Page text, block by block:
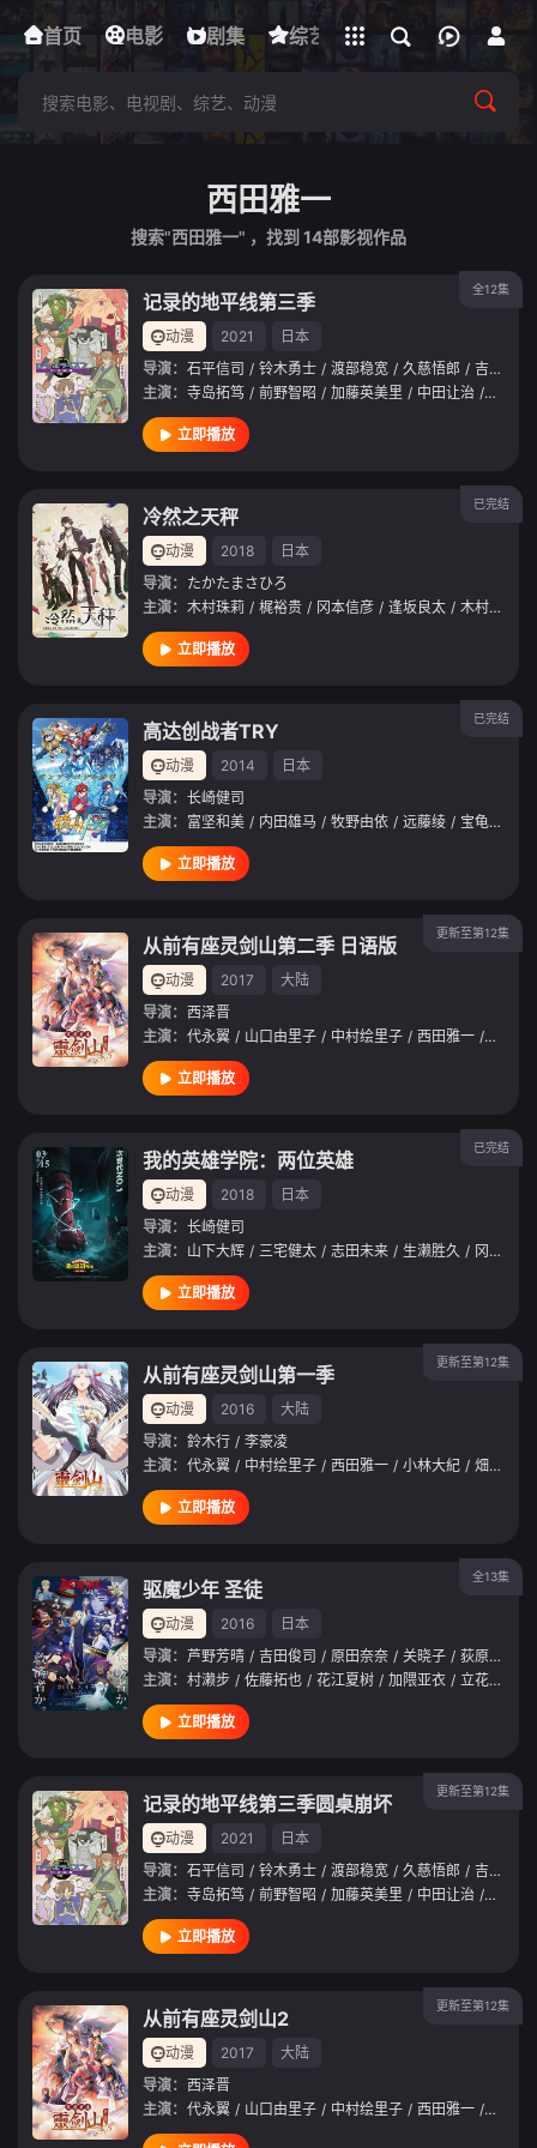
首页 电影 剧集 综艺 动漫 短剧
下载客户端
立即登录
西田雅一
搜索"西田雅一" ，找到 14部影视作品
全12集
记录的地平线第三季
动漫 2021
日本
导演： 石平信司 / 铃木勇士 / 渡部稳宽 / 久慈悟郎 / 吉田俊司
主演： 寺岛拓笃 / 前野智昭 / 加藤英美里 / 中田让治 / 田村奈
立即播放
已完结
冷然之天秤
动漫 2018
日本
导演： たかたまさひろ
主演： 木村珠莉 / 梶裕贵 / 冈本信彦 / 逢坂良太 / 木村良平
立即播放
已完结
高达创战者TRY
动漫 2014
日本
导演： 长崎健司
主演： 富坚和美 / 内田雄马 / 牧野由依 / 远藤绫 / 宝龟克寿
立即播放
更新至第12集
从前有座灵剑山第二季 日语版
动漫 2017
大陆
导演： 西泽晋
主演： 代永翼 / 山口由里子 / 中村绘里子 / 西田雅一 / 畑中万
立即播放
已完结
我的英雄学院：两位英雄
动漫 2018
日本
导演： 长崎健司
主演： 山下大辉 / 三宅健太 / 志田未来 / 生濑胜久 / 冈本信彦
立即播放
更新至第12集
从前有座灵剑山第一季
动漫 2016
大陆
导演： 鈴木行 / 李豪凌
主演： 代永翼 / 中村绘里子 / 西田雅一 / 小林大紀 / 畑中万里江
立即播放
全13集
驱魔少年 圣徒
动漫 2016
日本
导演： 芦野芳晴 / 吉田俊司 / 原田奈奈 / 关晓子 / 荻原露光
主演： 村濑步 / 佐藤拓也 / 花江夏树 / 加隈亚衣 / 立花慎之介
立即播放
更新至第12集
记录的地平线第三季圆桌崩坏
动漫 2021
日本
导演： 石平信司 / 铃木勇士 / 渡部稳宽 / 久慈悟郎 / 吉田俊司
主演： 寺岛拓笃 / 前野智昭 / 加藤英美里 / 中田让治 / 田村奈
立即播放
更新至第12集
从前有座灵剑山2
动漫 2017
大陆
导演： 西泽晋
主演： 代永翼 / 山口由里子 / 中村绘里子 / 西田雅一 / 畑中万